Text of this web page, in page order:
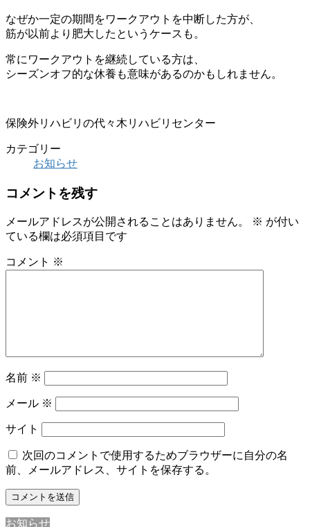
なぜか一定の期間をワークアウトを中断した方が、
筋が以前より肥大したというケースも。
常にワークアウトを継続している方は、
シーズンオフ的な休養も意味があるのかもしれません。
保険外リハビリの代々木リハビリセンター
カテゴリー
お知らせ
コメントを残す
メールアドレスが公開されることはありません。 ※ が付い
ている欄は必須項目です
コメント ※
名前 ※
メール ※
サイト
次回のコメントで使用するためブラウザーに自分の名
前、メールアドレス、サイトを保存する。
お知らせ